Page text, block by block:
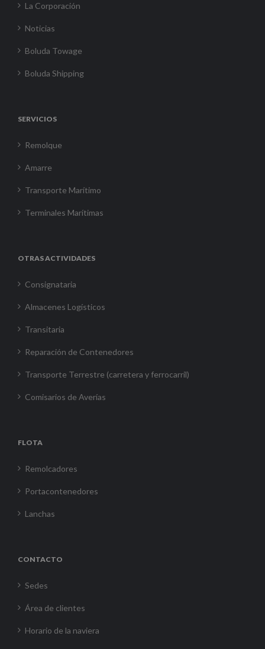
La Corporación
Noticias
Boluda Towage
Boluda Shipping
SERVICIOS
Remolque
Amarre
Transporte Marítimo
Terminales Marítimas
OTRAS ACTIVIDADES
Consignataria
Almacenes Logísticos
Transitaria
Reparación de Contenedores
Transporte Terrestre (carretera y ferrocarril)
Comisarios de Averías
FLOTA
Remolcadores
Portacontenedores
Lanchas
CONTACTO
Sedes
Área de clientes
Horario de la naviera